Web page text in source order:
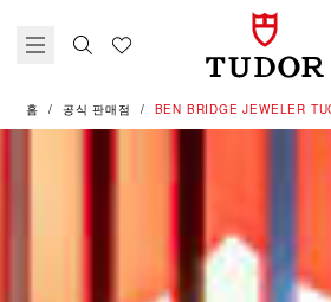
홈 공식 판매점 ‭BEN BRIDGE JEWELER